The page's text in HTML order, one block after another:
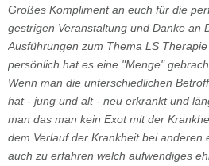
Großes Kompliment an euch für die
gestrigen Veranstaltung und Danke an
Ausführungen zum Thema LS
persönlich hat es eine "Menge"
Wenn man die unterschiedlichen
hat - jung und alt - neu erkrankt und
man das man kein Exot mit der
dem Verlauf der Krankheit bei anderen
auch zu erfahren welch aufwendiges